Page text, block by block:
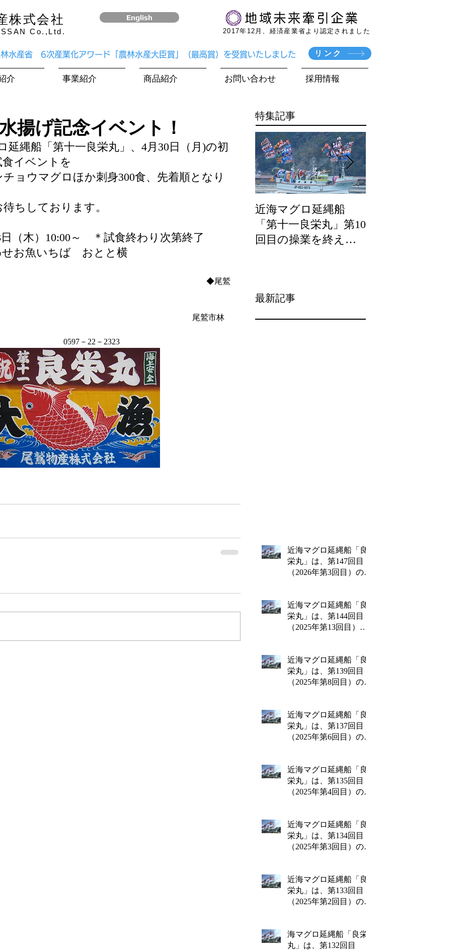
株式会社
Co.,Ltd.
English
​2017年12月、経済産業省より認定されました
水産省 6次産業化アワード「農林水産大臣賞」（最高賞）を受賞いたしました リンク
介 事業紹介 商品紹介 お問い合わせ 採用情報
揚げ記念イベント！
延縄船「第十一良栄丸」、4月30日（月)の初
イベントを
ョウマグロほか刺身300食、先着順となり
ちしております。
（木）10:00～　＊試食終わり次第終了
お魚いちば　おとと横
鷲
市林
－2323
特集記事
近海マグロ延縄船
「第十一良栄丸」第10
回目の操業を終え
最新記事
近海マグロ延縄船「良
栄丸」は、第147回目
（2026年第3回目）の操
す!!
近海マグロ延縄船「良
栄丸」は、第144回目
（2025年第13回目）の
ます!!
近海マグロ延縄船「良
栄丸」は、第139回目
（2025年第8回目）の操
す!!
近海マグロ延縄船「良
栄丸」は、第137回目
（2025年第6回目）の操
す!!
近海マグロ延縄船「良
栄丸」は、第135回目
（2025年第4回目）の操
す!!
近海マグロ延縄船「良
栄丸」は、第134回目
（2025年第3回目）の操
す!!
近海マグロ延縄船「良
栄丸」は、第133回目
（2025年第2回目）の操
す‼
海マグロ延縄船「良栄
丸」は、第132回目